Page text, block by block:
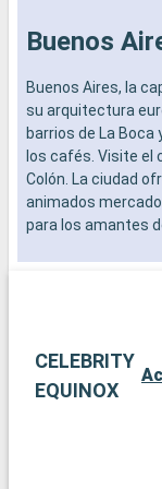
Buenos
Buenos Aires, la
su arquitectura
barrios de La Boca
los cafés. Visite el
Colón. La ciudad
animados
para los amantes
CELEBRITY
EQUINOX